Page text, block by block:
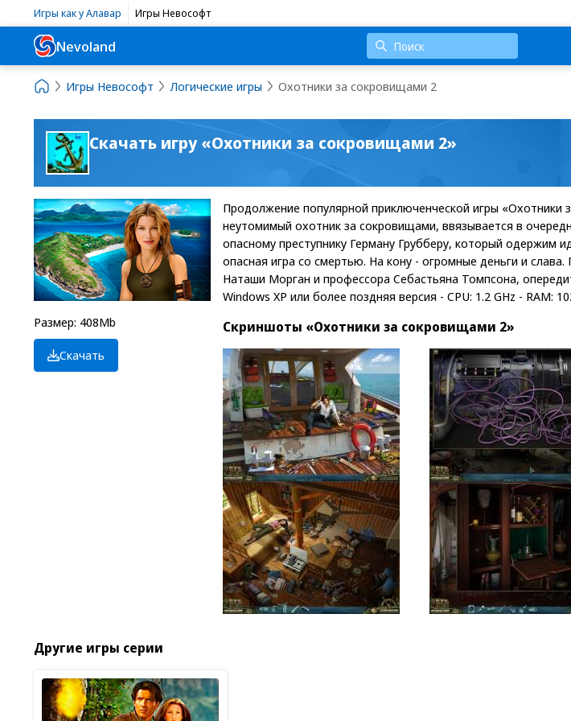
Игры как у Алавар Игры Невософт
Nevoland
Игры Невософт Логические игры Охотники за сокровищами 2
Скачать игру «Охотники за сокровищами 2»
Размер: 408Mb
Скачать
Продолжение популярной приключенческой игры «Охотники
неутомимый охотник за сокровищами, ввязывается в
опасному преступнику Герману Грубберу, который одержим
опасная игра со смертью. На кону - огромные деньги и
Наташи Морган и профессора Себастьяна Томпсона,
Windows XP или более поздняя версия - CPU: 1.2 GHz - RAM:
Скриншоты «Охотники за сокровищами 2»
Другие игры серии